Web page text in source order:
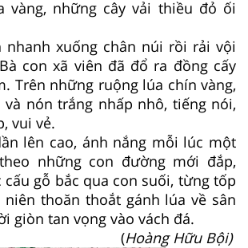
vàng, những cây vải thiều đỏ ối
nhanh xuống chân núi rồi rải vội
con xã viên đã đổ ra đồng cấy
Trên những ruộng lúa chín vàng,
và nón trắng nhấp nhô, tiếng nói,
vui vẻ.
lên cao, ánh nắng mỗi lúc một
những con đường mới đắp,
gỗ bắc qua con suối, từng tốp
thoăn thoắt gánh lúa về sân
giòn tan vọng vào vách đá.
(Hoàng Hữu Bội)